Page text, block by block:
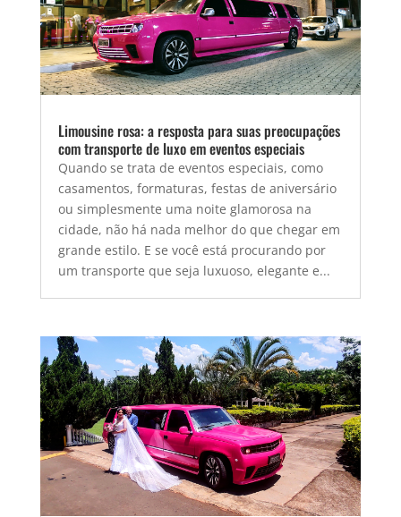
Limousine rosa: a resposta para suas preocupações
com transporte de luxo em eventos especiais
Quando se trata de eventos especiais, como
casamentos, formaturas, festas de aniversário
ou simplesmente uma noite glamorosa na
cidade, não há nada melhor do que chegar em
grande estilo. E se você está procurando por
um transporte que seja luxuoso, elegante e...